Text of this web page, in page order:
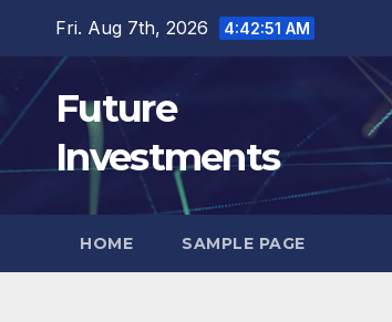
content
Fri. Aug 7th, 2026 4:42:52 AM
Future
Investments
HOME SAMPLE PAGE